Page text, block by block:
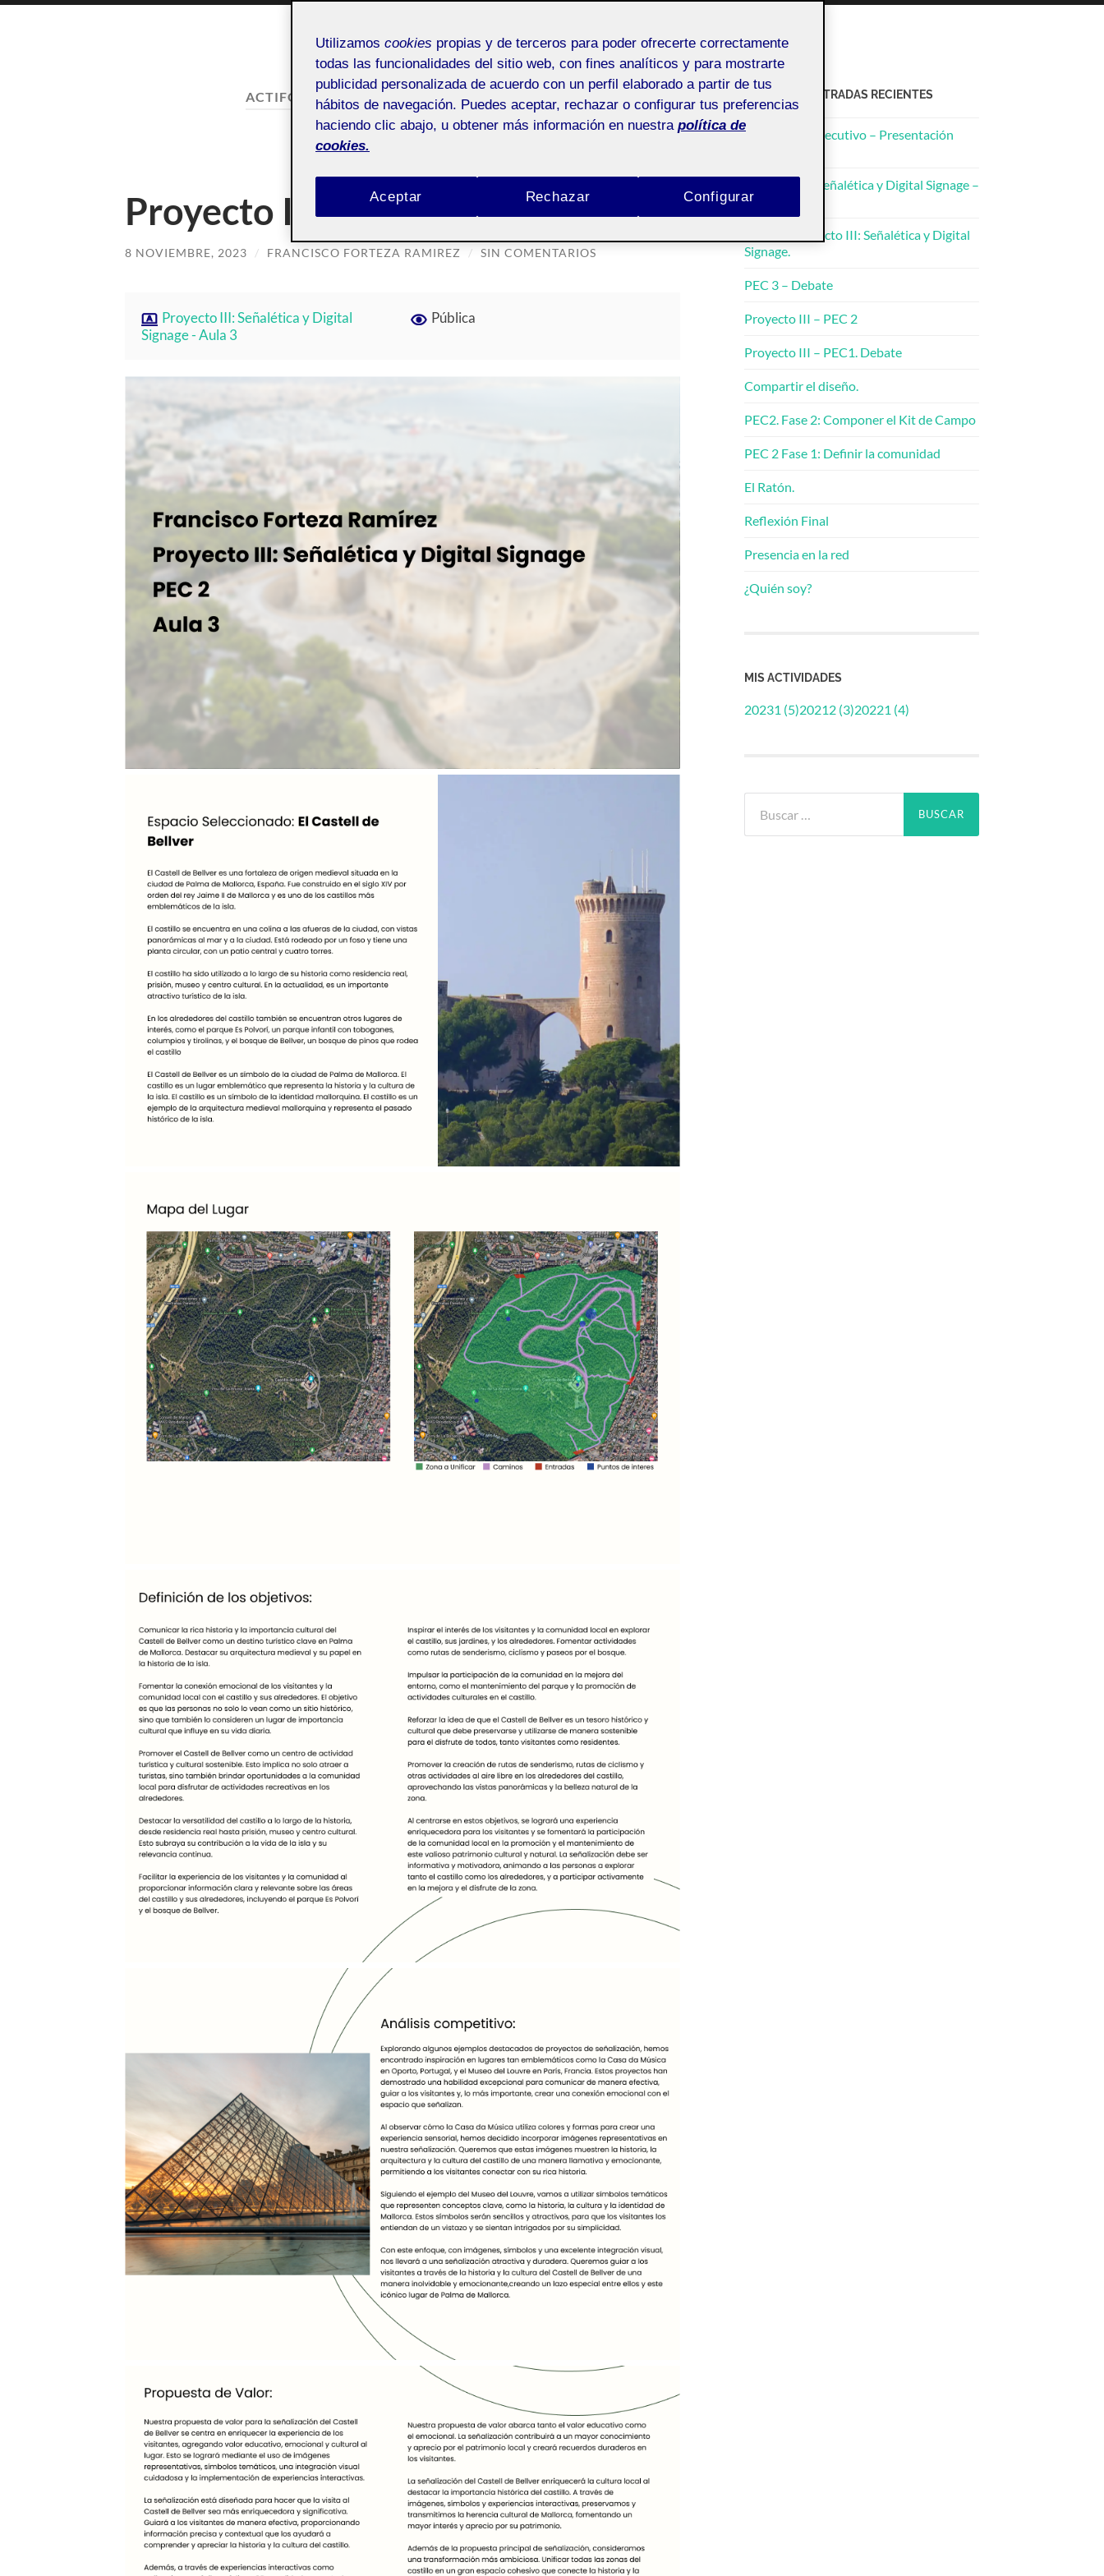
ACTIFOLIO:ENTREGA DE LA ACTIVIDAD PEC2
Entrega de la actividad PEC2
Proyecto III – PEC 2
8 NOVIEMBRE, 2023 / FRANCISCO FORTEZA RAMIREZ / SIN COMENTARIOS
Proyecto III: Señalética y Digital
Signage - Aula 3
Pública
ACTIFOLIO ENTRADAS RECIENTES
Documento Ejecutivo – Presentación
Proyecto III: Señalética y Digital Signage –
PEC 4
PEC 3 – Proyecto III: Señalética y Digital
Signage.
PEC 3 – Debate
Proyecto III – PEC 2
Proyecto III – PEC1. Debate
Compartir el diseño.
PEC2. Fase 2: Componer el Kit de Campo
PEC 2 Fase 1: Definir la comunidad
El Ratón.
Reflexión Final
Presencia en la red
¿Quién soy?
MIS ACTIVIDADES
20231 (5)20212 (3)20221 (4)
Utilizamos cookies propias y de terceros para poder ofrecerte correctamente
todas las funcionalidades del sitio web, con fines analíticos y para mostrarte
publicidad personalizada de acuerdo con un perfil elaborado a partir de tus
hábitos de navegación. Puedes aceptar, rechazar o configurar tus preferencias
haciendo clic abajo, u obtener más información en nuestra política de
cookies.
Rechazar
Aceptar Configurar